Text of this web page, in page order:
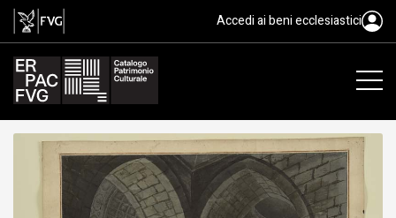
disegno per scenografia,
Accedi ai beni ecclesiastici